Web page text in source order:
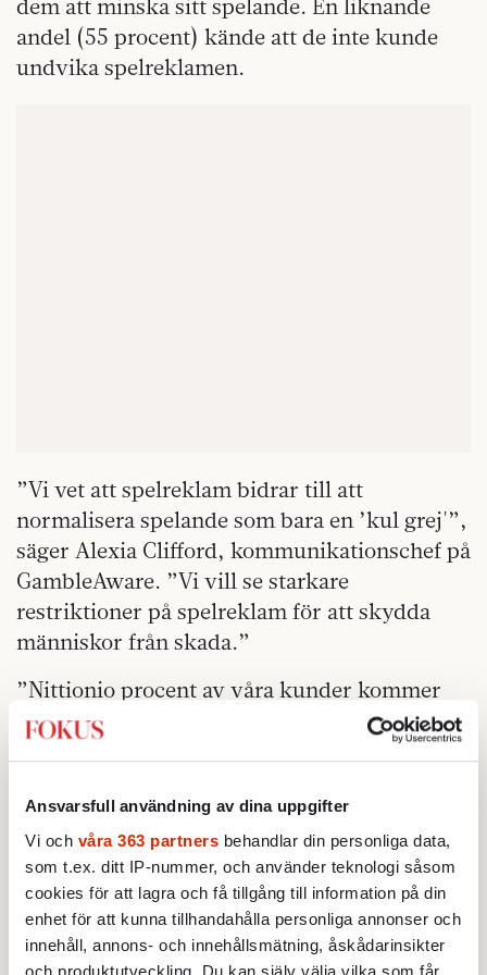
Ansvarsfull användning av dina uppgifter
Vi och våra 363 partners behandlar din personliga data,
som t.ex. ditt IP-nummer, och använder teknologi såsom
cookies för att lagra och få tillgång till information på din
enhet för att kunna tillhandahålla personliga annonser och
innehåll, annons- och innehållsmätning, åskådarinsikter
och produktutveckling. Du kan själv välja vilka som får
dem att minska sitt spelande. En liknande
andel (55 procent) kände att de inte kunde
undvika spelreklamen.
”Vi vet att spelreklam bidrar till att
normalisera spelande som bara en ’kul grej'”,
säger Alexia Clifford, kommunikationschef på
GambleAware. ”Vi vill se starkare
restriktioner på spelreklam för att skydda
människor från skada.”
”Nittionio procent av våra kunder kommer
att förlora”, medgav för en tid sedan Kenny
Alexander före detta chef för Ladbrokes, det i